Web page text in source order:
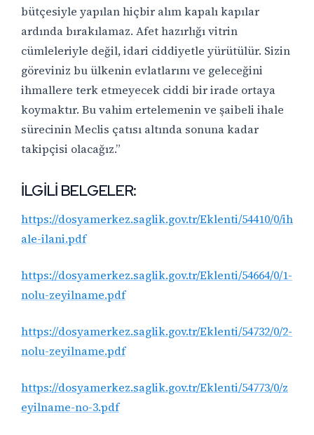
bütçesiyle yapılan hiçbir alım kapalı kapılar
ardında bırakılamaz. Afet hazırlığı vitrin
cümleleriyle değil, idari ciddiyetle yürütülür. Sizin
göreviniz bu ülkenin evlatlarını ve geleceğini
ihmallere terk etmeyecek ciddi bir irade ortaya
koymaktır. Bu vahim ertelemenin ve şaibeli ihale
sürecinin Meclis çatısı altında sonuna kadar
takipçisi olacağız.”
İLGİLİ BELGELER:
https://dosyamerkez.saglik.gov.tr/Eklenti/54410/0/ih
ale-ilani.pdf
https://dosyamerkez.saglik.gov.tr/Eklenti/54664/0/1-
nolu-zeyilname.pdf
https://dosyamerkez.saglik.gov.tr/Eklenti/54732/0/2-
nolu-zeyilname.pdf
https://dosyamerkez.saglik.gov.tr/Eklenti/54773/0/z
eyilname-no-3.pdf